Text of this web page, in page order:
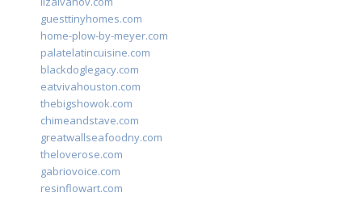
guesttinyhomes.com
home-plow-by-meyer.com
palatelatincuisine.com
blackdoglegacy.com
eatvivahouston.com
thebigshowok.com
chimeandstave.com
greatwallseafoodny.com
theloverose.com
gabriovoice.com
resinflowart.com